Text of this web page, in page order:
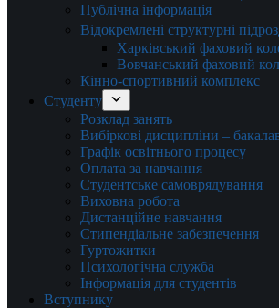
Публічна інформація
Відокремлені структурні
Харківський фаховий
Вовчанський фаховий
Кінно-спортивний комплекс
Студенту
Розклад занять
Вибіркові дисципліни –
Графік освітнього процесу
Оплата за навчання
Студентське самоврядування
Виховна робота
Дистанційне навчання
Стипендіальне забезпечення
Гуртожитки
Психологічна служба
Інформація для студентів
Вступнику